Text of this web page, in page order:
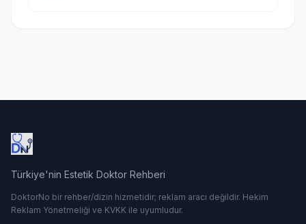
Türkiye'nin Estetik Doktor Rehberi
DoktorNo bir rehber/dizin hizmetidir; reklam aracı değildir. Hekim
Reklam Yönetmeliği ve KVKK ile uyumludur.